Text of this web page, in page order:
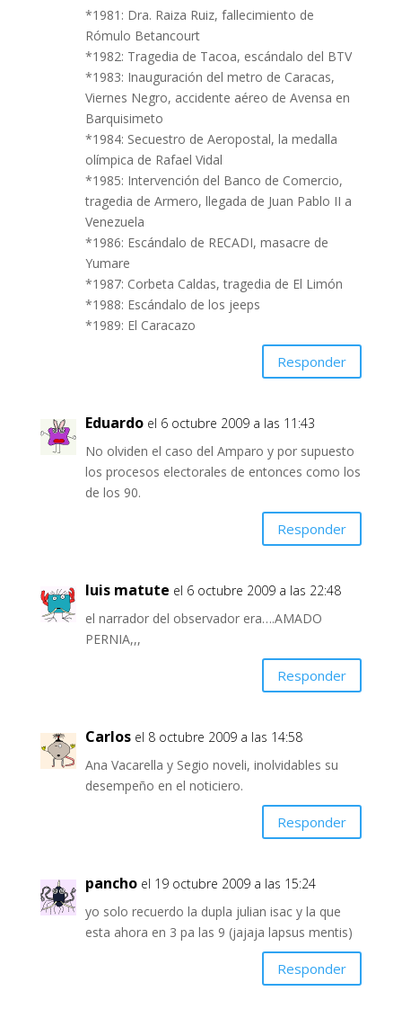
*1981: Dra. Raiza Ruiz, fallecimiento de
Rómulo Betancourt
*1982: Tragedia de Tacoa, escándalo del BTV
*1983: Inauguración del metro de Caracas,
Viernes Negro, accidente aéreo de Avensa en
Barquisimeto
*1984: Secuestro de Aeropostal, la medalla
olímpica de Rafael Vidal
*1985: Intervención del Banco de Comercio,
tragedia de Armero, llegada de Juan Pablo II a
Venezuela
*1986: Escándalo de RECADI, masacre de
Yumare
*1987: Corbeta Caldas, tragedia de El Limón
*1988: Escándalo de los jeeps
*1989: El Caracazo
Responder
Eduardo el 6 octubre 2009 a las 11:43
No olviden el caso del Amparo y por supuesto
los procesos electorales de entonces como los
de los 90.
Responder
luis matute el 6 octubre 2009 a las 22:48
el narrador del observador era….AMADO
PERNIA,,,
Responder
Carlos el 8 octubre 2009 a las 14:58
Ana Vacarella y Segio noveli, inolvidables su
desempeño en el noticiero.
Responder
pancho el 19 octubre 2009 a las 15:24
yo solo recuerdo la dupla julian isac y la que
esta ahora en 3 pa las 9 (jajaja lapsus mentis)
Responder